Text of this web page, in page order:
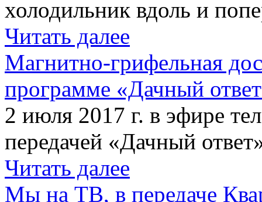
холодильник вдоль и
Читать далее
Магнитно-грифельная
программе «Дачный
2 июля 2017 г. в эфире
передачей «Дачный
Читать далее
Мы на ТВ, в передаче